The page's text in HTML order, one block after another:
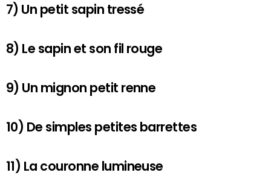
7) Un petit sapin tressé
8) Le sapin et son fil rouge
9) Un mignon petit renne
10) De simples petites barrettes
11) La couronne lumineuse